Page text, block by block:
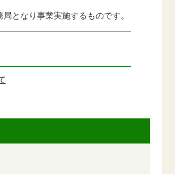
となり事業実施するものです。